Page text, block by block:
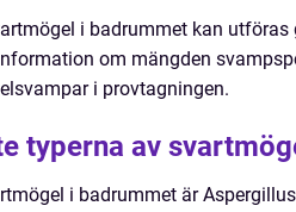
i badrummet kan
om mängden
i provtagningen.
typerna av
i badrummet är